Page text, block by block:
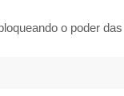
o poder